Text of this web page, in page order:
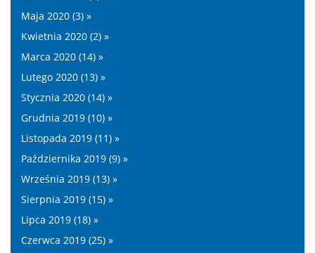
Maja 2020 (3) »
Kwietnia 2020 (2) »
Marca 2020 (14) »
Lutego 2020 (13) »
Stycznia 2020 (14) »
Grudnia 2019 (10) »
Listopada 2019 (11) »
Października 2019 (9) »
Września 2019 (13) »
Sierpnia 2019 (15) »
Lipca 2019 (18) »
Czerwca 2019 (25) »